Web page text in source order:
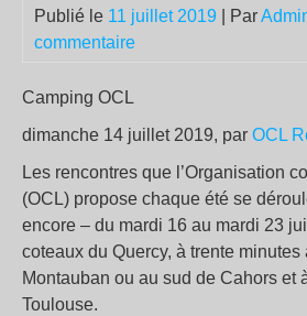
Publié le 11 juillet 2019 | Par
commentaire
Camping OCL
dimanche 14 juillet 2019, par OCL
Les rencontres que l’Organisation
(OCL) propose chaque été se
encore – du mardi 16 au mardi 23
coteaux du Quercy, à trente minutes
Montauban ou au sud de Cahors et
Toulouse.